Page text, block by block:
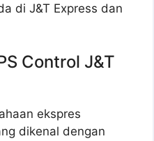
di J&T Express dan
Control J&T
ekspres
dikenal dengan